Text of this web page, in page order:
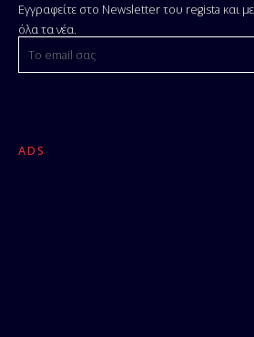
Εγγραφείτε στο Newsletter του regista και
όλα τα νέα.
ADS